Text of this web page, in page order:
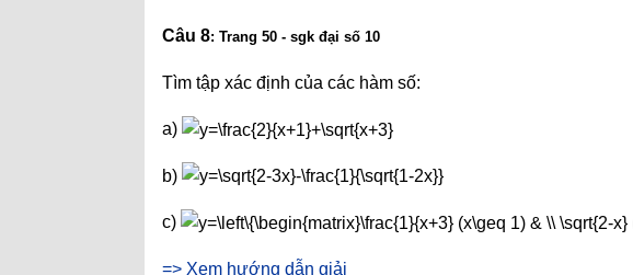
Câu 8: Trang 50 - sgk đại số 10
Tìm tập xác định của các hàm số:
a)
b)
c)
=> Xem hướng dẫn giải